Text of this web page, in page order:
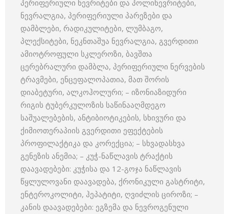
პერიფერიული ნევრიტები და პოლინევრიტები,
ნევრალგია, პერიფერიული პარეზები და
დამბლები, რადიკულიტები, ლუმბაგო,
პლექსიტები, ნეკნთაშუა ნევრალგია, გვერდითი
ამიოტროფული სკლეროზი, ბავშთა
ცერებრალური დამბლა, პერიფერიული ნერვების
ტრავმები, ენცეფალოპათია, მათ შორის
დიაბეტური, ალკოჰოლური; – იზონიაზიდური
რიგის ტუბერკულოზის საწინააღმდეგო
საშუალებების, ანტიბიოტიკების, სხივური და
ქიმიოთერაპიის გვერდითი ეფექტების
პროფილაქტიკა და კორექცია; – სხვადასხვა
გენეზის ანემია; – კუჭ-ნაწლავის ტრაქტის
დაავადებები: კუჭისა და 12-გოჯა ნაწლავის
წყლულოვანი დაავადება, ქრონიკული გასტრიტი,
ენტეროკოლიტი, ჰეპატიტი, ღვიძლის ციროზი; –
კანის დაავადებები: ეგზემა და ნევროგენული